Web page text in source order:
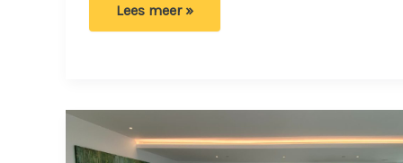
Dankzij
vieze
vlekken
van
je
Lees meer »